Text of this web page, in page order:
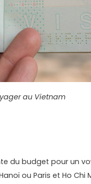
au Vietnam
du budget pour un
ou Paris et Ho Chi